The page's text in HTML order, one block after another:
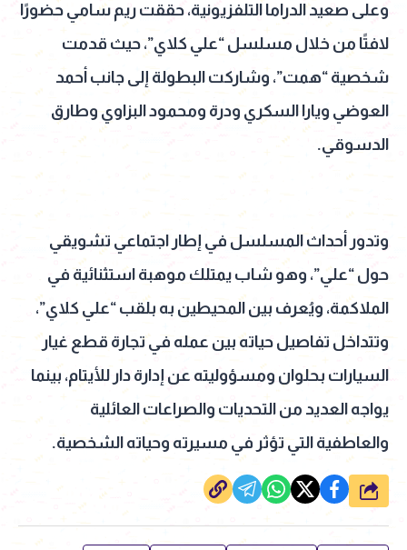
وعلى صعيد الدراما التلفزيونية، حققت ريم سامي حضورًا
لافتًا من خلال مسلسل “علي كلاي”، حيث قدمت
شخصية “همت”، وشاركت البطولة إلى جانب أحمد
العوضي ويارا السكري ودرة ومحمود البزاوي وطارق
الدسوقي.
وتدور أحداث المسلسل في إطار اجتماعي تشويقي
حول “علي”، وهو شاب يمتلك موهبة استثنائية في
الملاكمة، ويُعرف بين المحيطين به بلقب “علي كلاي”،
وتتداخل تفاصيل حياته بين عمله في تجارة قطع غيار
السيارات بحلوان ومسؤوليته عن إدارة دار للأيتام، بينما
يواجه العديد من التحديات والصراعات العائلية
والعاطفية التي تؤثر في مسيرته وحياته الشخصية.
شارك